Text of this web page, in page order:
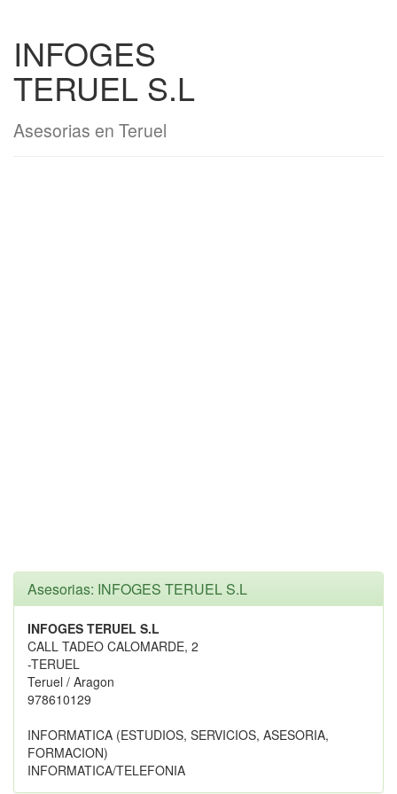
INFOGES
TERUEL S.L
Asesorias en Teruel
Asesorias: INFOGES TERUEL S.L
INFOGES TERUEL S.L
CALL TADEO CALOMARDE, 2
-TERUEL
Teruel / Aragon
978610129
INFORMATICA (ESTUDIOS, SERVICIOS, ASESORIA,
FORMACION)
INFORMATICA/TELEFONIA